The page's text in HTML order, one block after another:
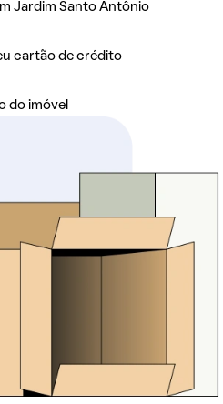
Jardim Santo Antônio
cartão de crédito
do imóvel